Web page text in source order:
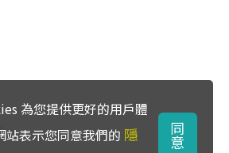
為您提供更好的用戶體
站表示您同意我們的 隱
同
意